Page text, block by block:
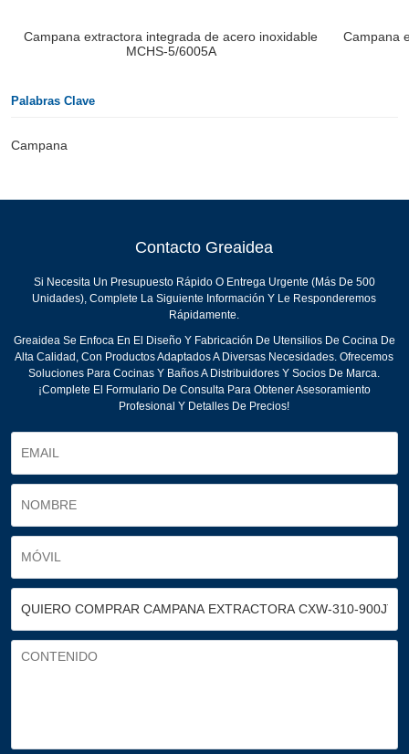
Campana extractora integrada de acero inoxidable
MCHS-5/6005A
Campana
Palabras Clave
Campana
Contacto Greaidea
Si Necesita Un Presupuesto Rápido O Entrega Urgente (más De 500
Unidades), Complete La Siguiente Información Y Le Responderemos
Rápidamente.
Greaidea Se Enfoca En El Diseño Y Fabricación De Utensilios De Cocina De
Alta Calidad, Con Productos Adaptados A Diversas Necesidades. Ofrecemos
Soluciones Para Cocinas Y Baños A Distribuidores Y Socios De Marca.
¡Complete El Formulario De Consulta Para Obtener Asesoramiento
Profesional Y Detalles De Precios!